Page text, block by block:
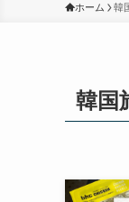
ホーム 韓
韓国